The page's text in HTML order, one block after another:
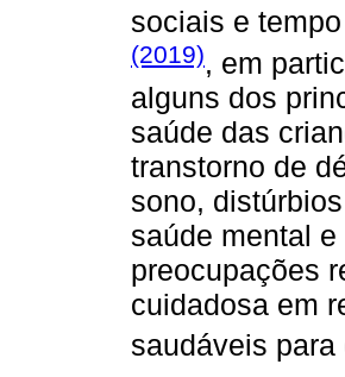
sociais e
(2019), em
alguns dos
saúde das
transtorno de
sono,
saúde mental
preocupações
cuidadosa em
saudáveis